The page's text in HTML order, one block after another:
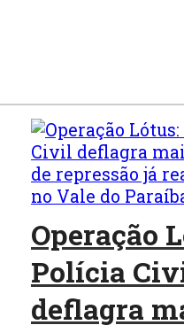
Operação
Polícia
deflagra